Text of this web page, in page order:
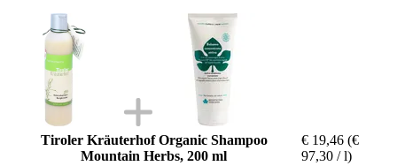
Tiroler Kräuterhof Organic Shampoo
Mountain Herbs, 200 ml
€ 19,46 (€
97,30 / l)